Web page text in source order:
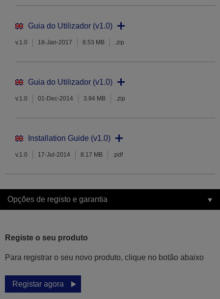
Guia do Utilizador (v1.0)
v.1.0 18-Jan-2017 8.53 MB .zip
Guia do Utilizador (v1.0)
v.1.0 01-Dec-2014 3.94 MB .zip
Installation Guide (v1.0)
v.1.0 17-Jul-2014 8.17 MB .pdf
Opções de registo e garantia
Registe o seu produto
Para registrar o seu novo produto, clique no botão abaixo
Registar agora